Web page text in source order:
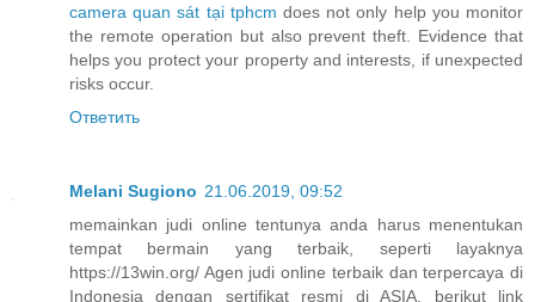
camera quan sát tại tphcm does not only help you monitor
the remote operation but also prevent theft. Evidence that
helps you protect your property and interests, if unexpected
risks occur.
Ответить
Melani Sugiono 21.06.2019, 09:52
memainkan judi online tentunya anda harus menentukan
tempat bermain yang terbaik, seperti layaknya
https://13win.org/ Agen judi online terbaik dan terpercaya di
Indonesia dengan sertifikat resmi di ASIA. berikut link